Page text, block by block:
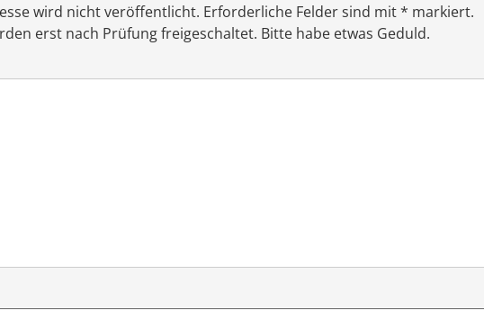
wird nicht veröffentlicht. Erforderliche Felder sind mit * markiert.
erst nach Prüfung freigeschaltet. Bitte habe etwas Geduld.